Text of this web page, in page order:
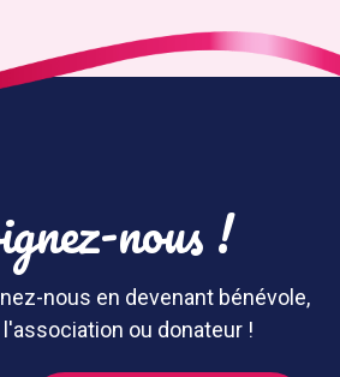
nous !
nous en devenant bénévole,
ou donateur !